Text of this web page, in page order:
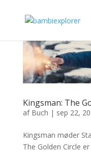
Kingsman: The
af Buch | sep 22,
Kingsman møder
The Golden Circle